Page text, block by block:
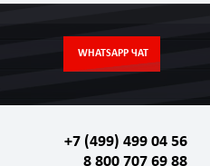
WHATSAPP ЧАТ
+7 (499) 499 04 56
8 800 707 69 88